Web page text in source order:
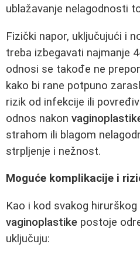
ublažavanje nelagodnosti
Fizički napor, uključujući i
treba izbegavati najmanje
odnosi se takođe ne
kako bi rane potpuno
rizik od infekcije ili
odnos nakon
strahom ili blagom
strpljenje i nežnost.
Moguće komplikacije i
Kao i kod svakog hirurškog
vaginoplastike postoje
uključuju: